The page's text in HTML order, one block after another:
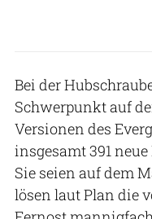
Bei der
Schwerpunkt auf
Versionen des
insgesamt 391
Sie seien auf dem
lösen laut Plan die